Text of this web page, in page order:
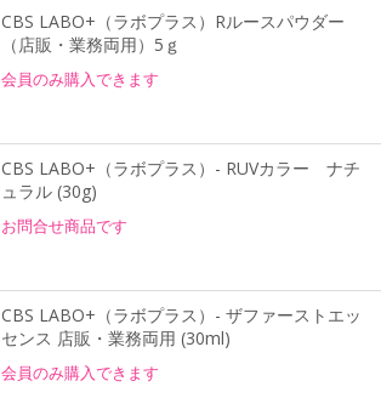
CBS LABO+（ラボプラス）Rルースパウダー
（店販・業務両用）5ｇ
会員のみ購入できます
CBS LABO+（ラボプラス）- RUVカラー ナチ
ュラル (30g)
お問合せ商品です
CBS LABO+（ラボプラス）- ザファーストエッ
センス 店販・業務両用 (30ml)
会員のみ購入できます